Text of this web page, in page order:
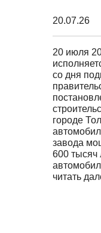
20.07.26
20 июля
со дня
городе
завода
600 тысяч
читать